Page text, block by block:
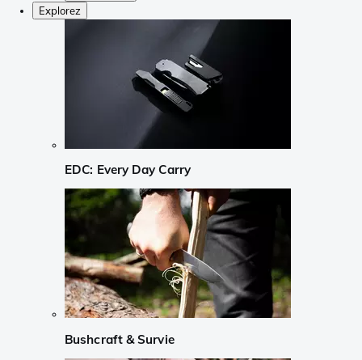
Explorez
EDC: Every Day Carry
Bushcraft & Survie